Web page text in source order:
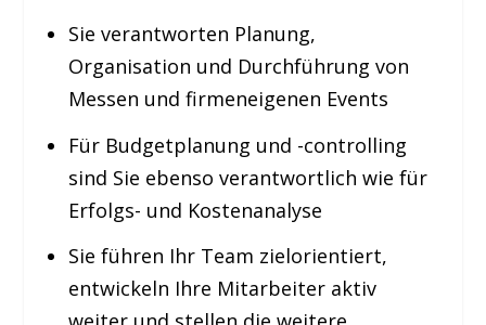
Sie verantworten Planung,
Organisation und Durchführung von
Messen und firmeneigenen Events
Für Budgetplanung und -controlling
sind Sie ebenso verantwortlich wie für
Erfolgs- und Kostenanalyse
Sie führen Ihr Team zielorientiert,
entwickeln Ihre Mitarbeiter aktiv